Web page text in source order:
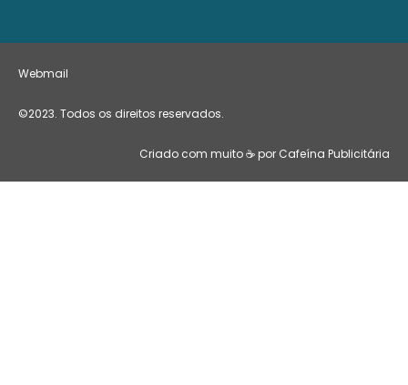
Webmail
©2023. Todos os direitos reservados.
Criado com muito ☕ por Cafeína Publicitária